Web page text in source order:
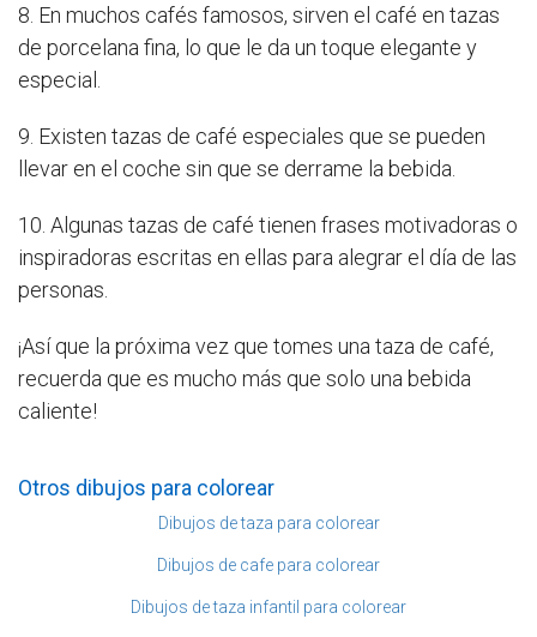
8. En muchos cafés famosos, sirven el café en tazas
de porcelana fina, lo que le da un toque elegante y
especial.
9. Existen tazas de café especiales que se pueden
llevar en el coche sin que se derrame la bebida.
10. Algunas tazas de café tienen frases motivadoras o
inspiradoras escritas en ellas para alegrar el día de las
personas.
¡Así que la próxima vez que tomes una taza de café,
recuerda que es mucho más que solo una bebida
caliente!
Otros dibujos para colorear
Dibujos de taza para colorear
Dibujos de cafe para colorear
Dibujos de taza infantil para colorear